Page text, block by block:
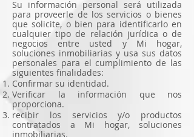
Su información personal será utilizada
para proveerle de los servicios o bienes
que solicite, o bien para identificarlo en
cualquier tipo de relación jurídica o de
negocios entre usted y Mi hogar,
soluciones inmobiliarias y usa sus datos
personales para el cumplimiento de las
siguientes finalidades:
Confirmar su identidad.
Verificar la información que nos
proporciona.
recibir los servicios y/o productos
contratados a Mi hogar, soluciones
inmobiliarias.